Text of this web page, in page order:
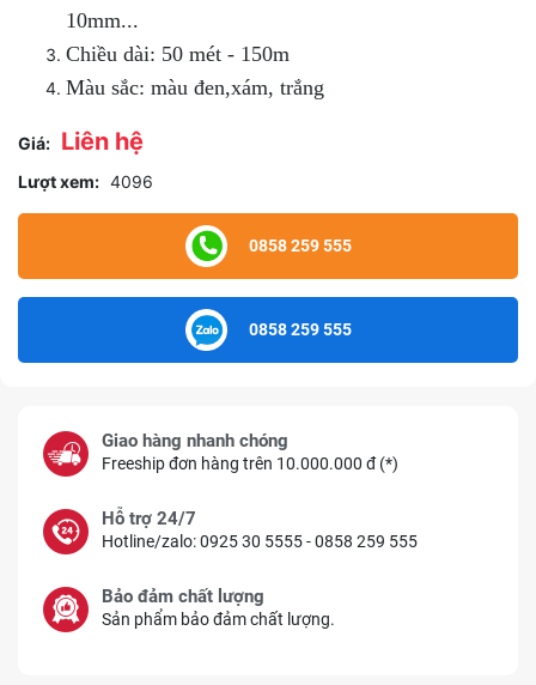
10mm...
Chiều dài: 50 mét - 150m
Màu sắc: màu đen,xám, trắng
Giá: Liên hệ
Lượt xem: 4096
0858 259 555
0858 259 555
Giao hàng nhanh chóng
Freeship đơn hàng trên 10.000.000 đ (*)
Hỗ trợ 24/7
Hotline/zalo: 0925 30 5555 - 0858 259 555
Bảo đảm chất lượng
Sản phẩm bảo đảm chất lượng.